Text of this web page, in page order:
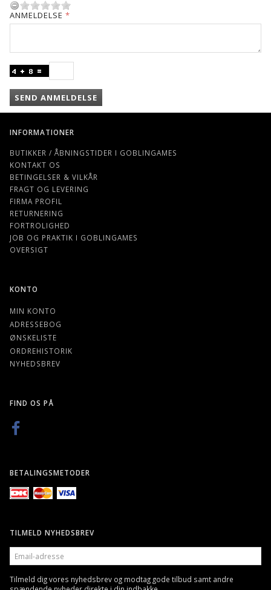
ANMELDELSE
SEND ANMELDELSE
INFORMATIONER
BUTIKKER / ÅBNINGSTIDER I GOBLINGAMES
KONTAKT OS
BETINGELSER & VILKÅR
FRAGT OG LEVERING
FIRMA PROFIL
RETURNERING
FORTROLIGHED
JOB OG PRAKTIK I GOBLINGAMES
OVERSIGT
KONTO
MIN KONTO
ADRESSEBOG
ØNSKELISTE
ORDREHISTORIK
NYHEDSBREV
FIND OS PÅ
BETALINGSMETODER
TILMELD NYHEDSBREV
EMAIL-
ADRESSE
Tilmeld dig vores nyhedsbrev og modtag gode tilbud samt andre